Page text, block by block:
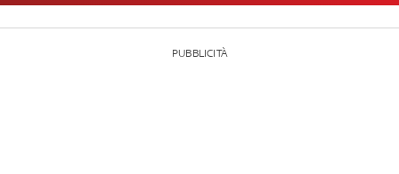
PUBBLICITÀ